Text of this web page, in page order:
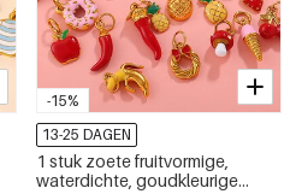
-15%
13-25 DAGEN
1 stuk zoete fruitvormige,
waterdichte, goudkleurige